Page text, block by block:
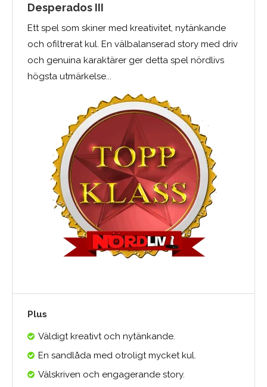
Desperados III
Ett spel som skiner med kreativitet, nytänkande
och ofiltrerat kul. En välbalanserad story med driv
och genuina karaktärer ger detta spel nördlivs
högsta utmärkelse...
Plus
Väldigt kreativt och nytänkande.
En sandlåda med otroligt mycket kul.
Välskriven och engagerande story.